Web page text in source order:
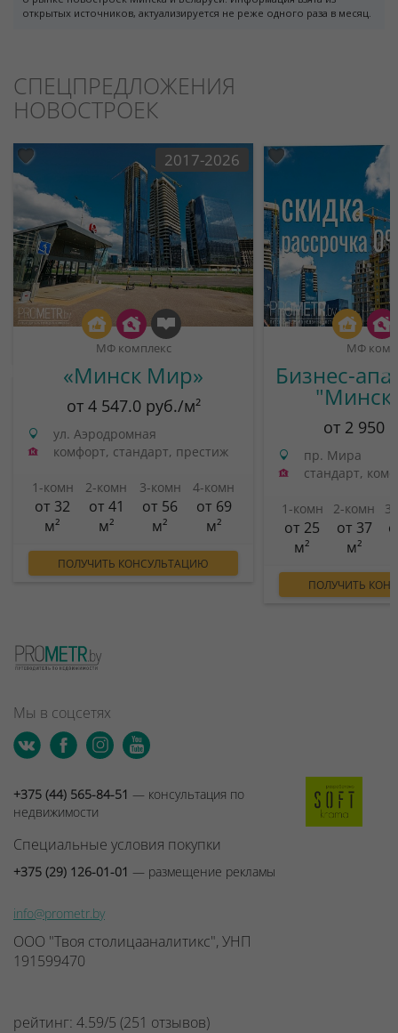
открытых источников, актуализируется не реже одного раза в месяц.
СПЕЦПРЕДЛОЖЕНИЯ
НОВОСТРОЕК
2017-2026
МФ комплекс
«Минск Мир»
от 4 547.0 руб./м²
ул. Аэродромная
комфорт, стандарт, престиж
1-комн
от 32
м²
2-комн
от 41
м²
3-комн
от 56
м²
4-комн
от 69
м²
ПОЛУЧИТЬ КОНСУЛЬТАЦИЮ
МФ
Бизнес-
от 2 950
пр. Мира
стандарт,
1-комн
от 25
м²
2-комн
от 37
м²
ПОЛУЧИТЬ
Мы в соцсетях
+375 (44) 565-84-51 — консультация по
недвижимости
Специальные условия покупки
+375 (29) 126-01-01 — размещение рекламы
info@prometr.by
ООО "Твоя столицааналитикс", УНП
191599470
рейтинг: 4.59/5 (251 отзывов)